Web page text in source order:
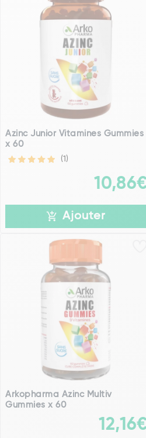
Azinc Junior Vitamines Gummies
x 60
(1)
Ajouter
Arkopharma Azinc Multiv
Gummies x 60